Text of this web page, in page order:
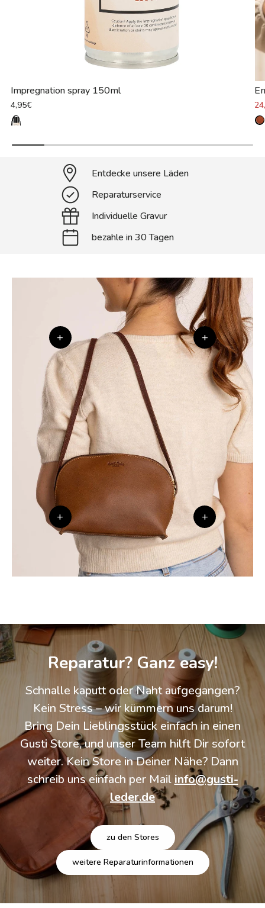
Impregnation spray 150ml
4,95€
Entdecke unsere Läden
Reparaturservice
Individuelle Gravur
bezahle in 30 Tagen
+ +
+ +
Reparatur? Ganz easy!
Schnalle kaputt oder Naht aufgegangen?
Kein Stress – wir kümmern uns darum!
Bring Dein Lieblingsstück einfach in einen
Gusti Store, und unser Team hilft Dir sofort
weiter. Kein Store in Deiner Nähe? Dann
schreib uns einfach per Mail info@gusti-
leder.de
zu den Stores
weitere Reparaturinformationen